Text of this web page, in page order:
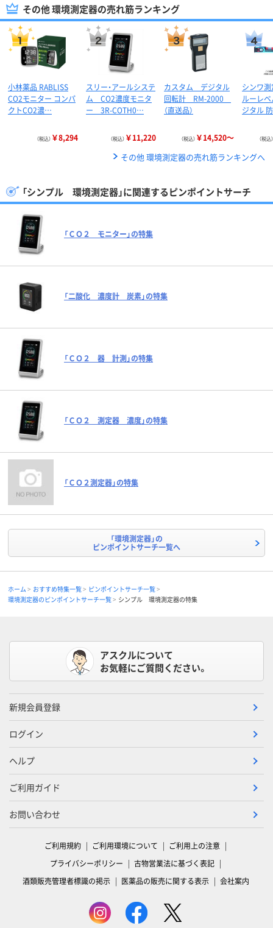
その他 環境測定器の売れ筋ランキング
小林薬品 RABLISS
CO2モニター コンパ
クトCO2濃…
（税込） ￥8,294
スリー・アールシステ
ム CO2濃度モニタ
ー 3R-COTH0…
（税込） ￥11,220
カスタム デジタル
回転計 RM-2000
（直送品）
（税込） ￥14,520～
シンワ
ルーレ
ジタル
（税込）
その他 環境測定器の売れ筋ランキングへ
「シンプル 環境測定器」に関連するピンポイントサーチ
「ＣＯ２ モニター」の特集
「二酸化 濃度計 炭素」の特集
「ＣＯ２ 器 計測」の特集
「ＣＯ２ 測定器 濃度」の特集
「ＣＯ２測定器」の特集
「環境測定器」の
ピンポイントサーチ一覧へ
ホーム おすすめ特集一覧
ピンポイントサーチ一覧
環境測定器のピンポイントサーチ一覧
シンプル 環境測定器の特集
アスクルについて
お気軽にご質問ください。
新規会員登録
ログイン
ヘルプ
ご利用ガイド
お問い合わせ
ご利用規約 ご利用環境について
ご利用上の注意
プライバシーポリシー
古物営業法に基づく表記
酒類販売管理者標識の掲示
医薬品の販売に関する表示 会社案内